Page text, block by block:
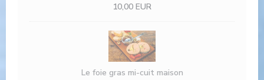
10,00 EUR
Le foie gras mi-cuit maison